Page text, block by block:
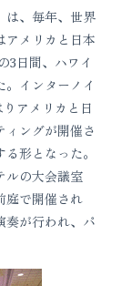
は、毎年、世界
アメリカと日本
3日間、ハワイ
インターノイ
アメリカと日
ィングが開催さ
形となった。
ルの大会議室
庭で開催され
奏が行われ、パ